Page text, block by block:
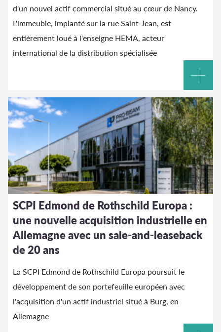
d'un nouvel actif commercial situé au cœur de Nancy.
L'immeuble, implanté sur la rue Saint-Jean, est
entièrement loué à l'enseigne HEMA, acteur
international de la distribution spécialisée
SCPI Edmond de Rothschild Europa :
une nouvelle acquisition industrielle en
Allemagne avec un sale-and-leaseback
de 20 ans
La SCPI Edmond de Rothschild Europa poursuit le
développement de son portefeuille européen avec
l'acquisition d'un actif industriel situé à Burg, en
Allemagne